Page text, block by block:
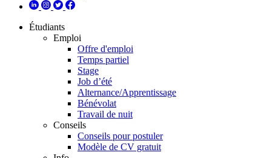
Étudiants
Emploi
Offre d'emploi
Temps partiel
Stage
Job d’été
Alternance/Apprentissage
Bénévolat
Travail de nuit
Conseils
Conseils pour postuler
Modèle de CV gratuit